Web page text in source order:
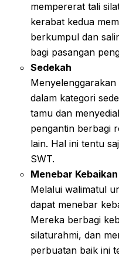
mempererat tali
kerabat kedua
berkumpul dan
bagi pasangan
Sedekah
dalam kategori
tamu dan
pengantin berbagi
lain. Hal ini tentu
SWT.
Menebar Kebaikan
Melalui walimatul
dapat menebar
Mereka berbagi
silaturahmi, dan
perbuatan baik ini